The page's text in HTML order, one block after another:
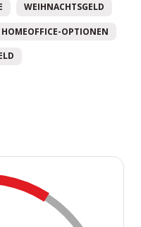
WEIHNACHTSGELD
HOMEOFFICE-OPTIONEN